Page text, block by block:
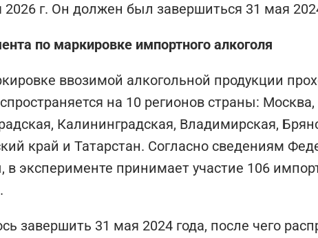
г. Он должен был завершиться 31 мая
по маркировке импортного алкоголя
ввозимой алкогольной продукции
на 10 регионов страны: Москва,
Калининградская, Владимирская,
край и Татарстан. Согласно сведениям
эксперименте принимает участие 106
завершить 31 мая 2024 года, после чего